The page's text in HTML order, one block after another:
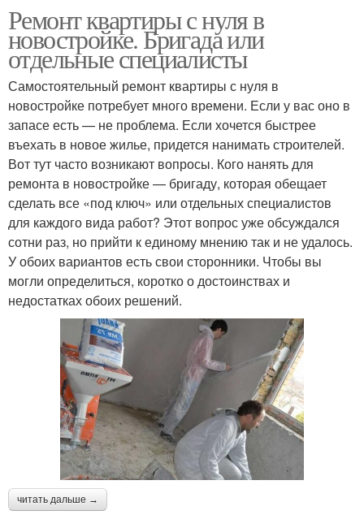
Ремонт квартиры с нуля в
новостройке. Бригада или
отдельные специалисты
Самостоятельный ремонт квартиры с нуля в
новостройке потребует много времени. Если у вас оно в
запасе есть — не проблема. Если хочется быстрее
въехать в новое жилье, придется нанимать строителей.
Вот тут часто возникают вопросы. Кого нанять для
ремонта в новостройке — бригаду, которая обещает
сделать все «под ключ» или отдельных специалистов
для каждого вида работ? Этот вопрос уже обсуждался
сотни раз, но прийти к единому мнению так и не удалось.
У обоих вариантов есть свои сторонники. Чтобы вы
могли определиться, коротко о достоинствах и
недостатках обоих решений.
читать дальше →